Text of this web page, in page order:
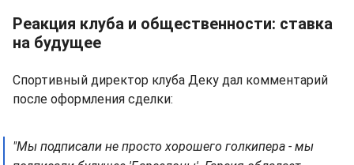
Реакция клуба и общественности: ставка
на будущее
Спортивный директор клуба Деку дал комментарий
после оформления сделки:
"Мы подписали не просто хорошего голкипера - мы